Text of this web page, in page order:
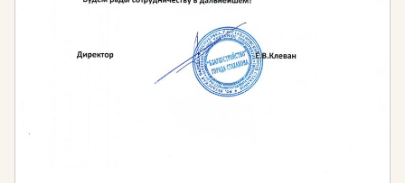
наличие профильного средне
профессионального или высшего образования в
ИЛИ